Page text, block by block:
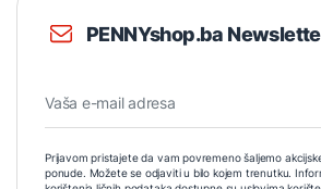
PENNYshop.ba
Prijavom pristajete da vam povremeno šaljemo
ponude. Možete se odjaviti u bilo kojem trenutku.